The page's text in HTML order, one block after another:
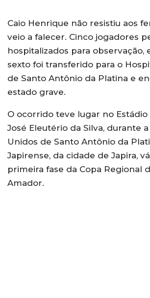
Caio Henrique não resistiu aos
veio a falecer. Cinco jogadores
hospitalizados para observação,
sexto foi transferido para o
de Santo Antônio da Platina e
estado grave.
O ocorrido teve lugar no Estádio
José Eleutério da Silva, durante
Unidos de Santo Antônio da
Japirense, da cidade de Japira,
primeira fase da Copa Regional
Amador.